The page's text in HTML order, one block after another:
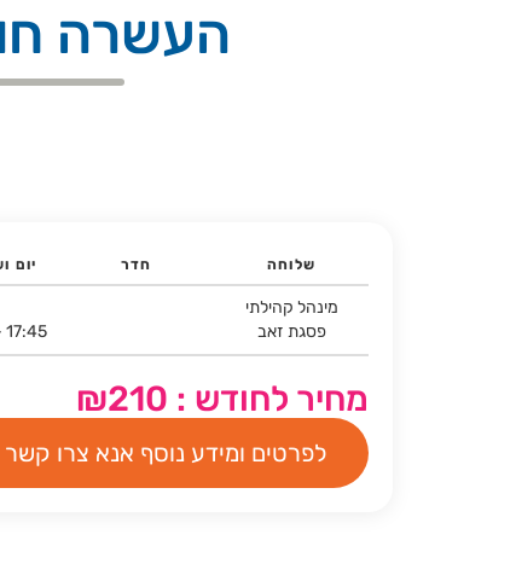
העשרה
שלוחה חדר יום
מינהל קהילתי
פסגת זאב
17:45
מחיר לחודש : ₪210
לפרטים ומידע נוסף אנא צרו קשר